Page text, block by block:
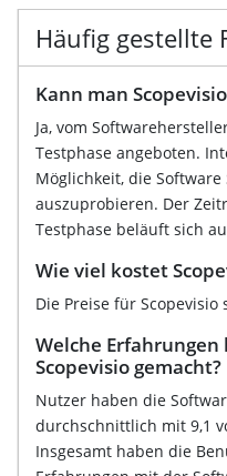
Häufig gestellte
Kann man
Ja, vom
Testphase angeboten.
Möglichkeit, die
auszuprobieren. Der
Testphase beläuft sich
Wie viel kostet
Die Preise für
Welche
Scopevisio gemacht?
Nutzer haben die
durchschnittlich mit 9,1
Insgesamt haben die